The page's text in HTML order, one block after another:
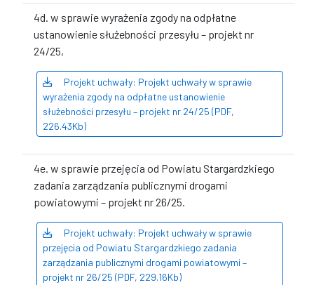
4d. w sprawie wyrażenia zgody na odpłatne
ustanowienie służebności przesyłu – projekt nr
24/25,
Projekt uchwały: Projekt uchwały w sprawie
wyrażenia zgody na odpłatne ustanowienie
służebności przesyłu – projekt nr 24/25 (PDF,
226.43Kb)
4e. w sprawie przejęcia od Powiatu Stargardzkiego
zadania zarządzania publicznymi drogami
powiatowymi – projekt nr 26/25.
Projekt uchwały: Projekt uchwały w sprawie
przejęcia od Powiatu Stargardzkiego zadania
zarządzania publicznymi drogami powiatowymi –
projekt nr 26/25 (PDF, 229.16Kb)